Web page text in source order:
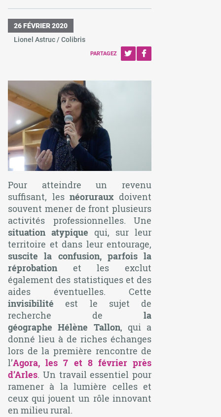
26 FÉVRIER 2020
Lionel Astruc / Colibris
PARTAGEZ
Pour atteindre un revenu
suffisant, lesnéorurauxdoivent
souvent mener de front plusieurs
activités professionnelles. Une
situation atypique qui, sur leur
territoire et dans leur entourage,
suscite la confusion, parfois la
réprobationet les exclut
également des statistiques et des
aides éventuelles. Cette
invisibilité est le sujet de
recherche dela
géographeHélène Tallon, qui a
donné lieu à de riches échanges
lors de la première rencontre de
l’Agora, les 7 et 8 février près
d’Arles. Un travail essentiel pour
ramener à la lumière celles et
ceux qui jouent un rôle innovant
en milieu rural.